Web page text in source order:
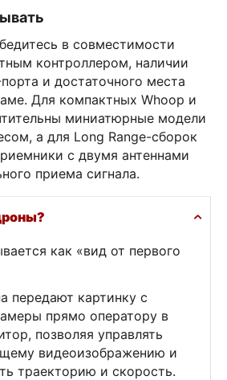
в совместимости
контроллером, наличии
и достаточного места
Для компактных Whoop и
миниатюрные модели
а для Long Range-сборок
с двумя антеннами
приема сигнала.
как «вид от первого
передают картинку с
прямо оператору в
позволяя управлять
видеоизображению и
траекторию и скорость.